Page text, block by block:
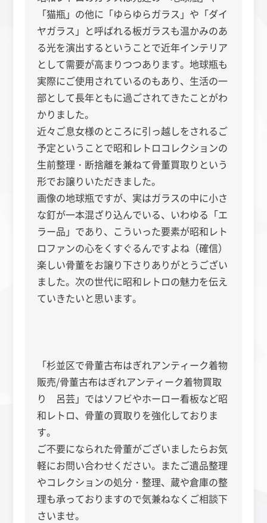
「猫瓶」の他に「ゆらゆらガラス」や「ダイ
ヤガラス」と呼ばれる板ガラスも温かみのあ
る光を演出するということで近年インテリア
として需要が高まりつつあります。地球瓶も
実際にご使用されているのもあり、生活の一
部として長年ともに過ごされてきたことがわ
かりました。
近々ご息女様のところに引っ越しをされるご
予定ということで昭和レトロコレクションの
生前整理・断捨離を兼ねて骨董買取りという
形でお譲りいただきました。
画像の地球瓶ですが、実はガラスの中に小さ
な釘が一本混ざり込んでいる、いわゆる「エ
ラー品」であり、こういった要素が昭和レト
ロファンの心をくすぐるんですよね（確信）
楽しい骨董をお譲り下さりありがとうござい
ました。次の世代に昭和レトロの魅力を伝え
ていきたいと思います。
「杉並区で骨董古布はぎれアンティーク着物
販売/骨董古布はぎれアンティーク着物買取
り 呂芸」ではソフビやホーロー看板など昭
和レトロ、骨董の買取りを強化しておりま
す。
ご不要になられた骨董がございましたらお気
軽にお問い合わせください。またご遺品整理
やコレクションの処分・整理、蔵や倉庫の整
理も承っておりますので気兼ねなくご相談下
さいませ。